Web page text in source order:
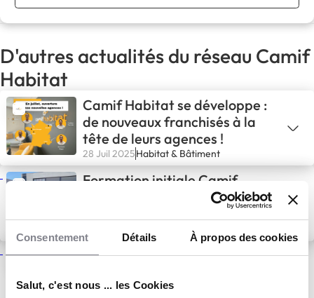
Consentement Détails À propos des cookies
Salut, c'est nous ... les Cookies
D'autres actualités du réseau Camif
Habitat
Camif Habitat se développe :
de nouveaux franchisés à la
tête de leurs agences !
28 Juil 2025Habitat & Bâtiment
Formation initiale Camif
Habitat : la promotion 20
entre dans le vif du sujet
Camif Habitat accueille la
indépendants